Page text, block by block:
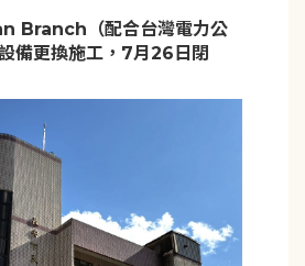
Branch（配合台灣電力公
備更換施工，7月26日閉